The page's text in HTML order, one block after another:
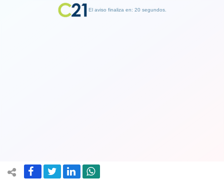
El aviso finaliza en: 19 segundos.